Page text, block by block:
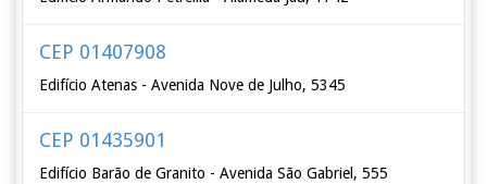
CEP 01407908
Edifício Atenas - Avenida Nove de Julho, 5345
CEP 01435901
Edifício Barão de Granito - Avenida São Gabriel, 555